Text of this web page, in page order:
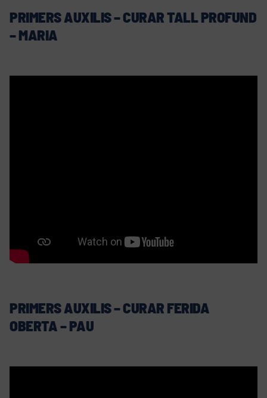
PRIMERS AUXILIS – CURAR TALL PROFUND
– MARIA
PRIMERS AUXILIS – CURAR FERIDA
OBERTA – PAU